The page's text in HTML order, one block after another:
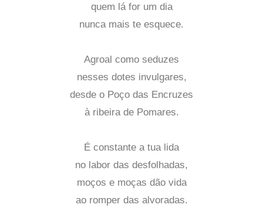
quem lá for um dia
nunca mais te esquece.
Agroal como seduzes
nesses dotes invulgares,
desde o Poço das Encruzes
à ribeira de Pomares.
É constante a tua lida
no labor das desfolhadas,
moços e moças dão vida
ao romper das alvoradas.